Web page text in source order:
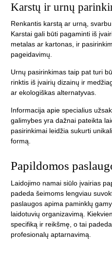
Karstų ir urnų
Renkantis karstą ar urną,
Karstai gali būti pagaminti iš
metalas ar kartonas, ir
pageidavimų.
Urnų pasirinkimas taip pat turi
rinktis iš įvairių dizainų ir
ar ekologiškas alternatyvas.
Informacija apie specialius
galimybes yra dažnai pateikta
pasirinkimai leidžia sukurti
formą.
Papildomos
Laidojimo namai siūlo įvairias
padeda šeimoms lengviau
paslaugos apima paminklų
laidotuvių organizavimą.
specifiką ir reikšmę, o tai
profesionalų aptarnavimą.